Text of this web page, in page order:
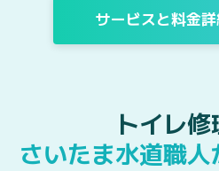
サービスと料金
トイレ
さいたま水道職